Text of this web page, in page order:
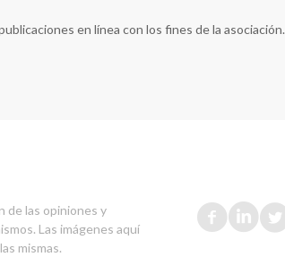
en línea con los fines de la asociación.
de las opiniones y
Las imágenes aquí
mismas.